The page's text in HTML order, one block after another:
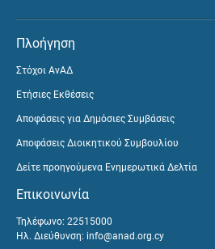
Πλοήγηση
Στόχοι ΑνΑΔ
Ετήσιες Εκθέσεις
Αποφάσεις για Δημόσιες Συμβάσεις
Αποφάσεις Διοικητικού Συμβουλίου
Δείτε προηγούμενα Ενημερωτικά Δελτία
Επικοινωνία
Τηλέφωνο: 22515000
Ηλ. Διεύθυνση: info@anad.org.cy